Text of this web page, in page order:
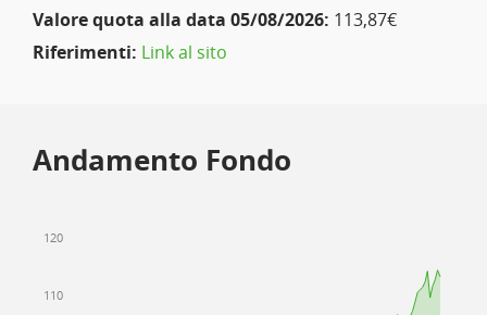
Valore quota alla data 05/08/2026: 113,87€
Riferimenti: Link al sito
Andamento Fondo
110
120